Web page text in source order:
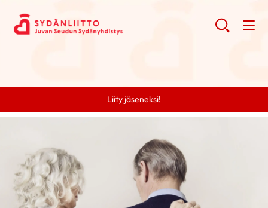
Liity jäseneksi!